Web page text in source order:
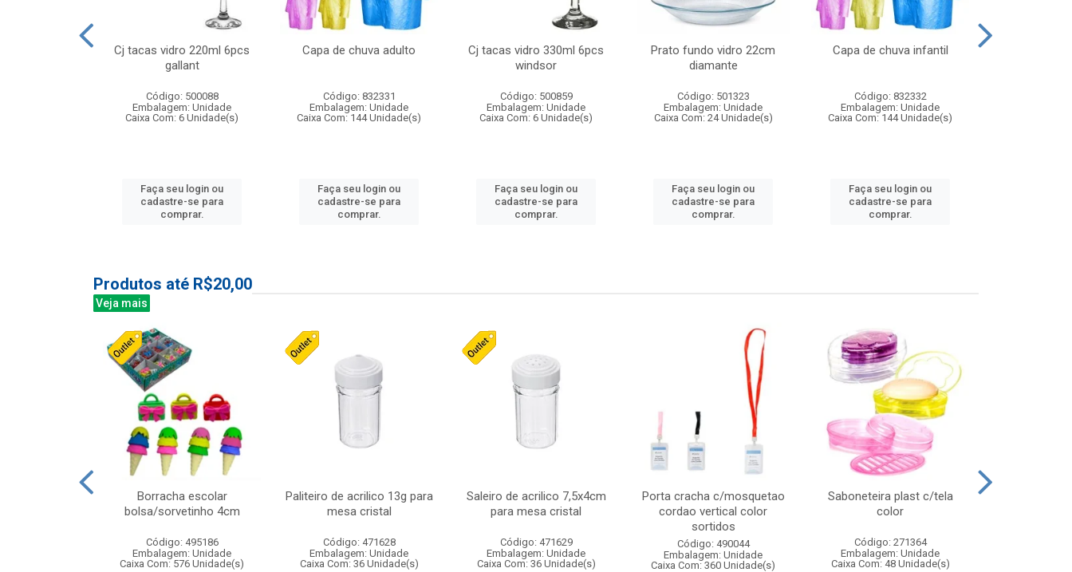
Cj tacas vidro 220ml 6pcs
gallant
Código: 500088
Embalagem: Unidade
Caixa Com: 6 Unidade(s)
Faça seu login ou
cadastre-se para
comprar.
Capa de chuva adulto
Código: 832331
Embalagem: Unidade
Caixa Com: 144 Unidade(s)
Faça seu login ou
cadastre-se para
comprar.
Cj tacas vidro 330ml 6pcs
windsor
Código: 500859
Embalagem: Unidade
Caixa Com: 6 Unidade(s)
Faça seu login ou
cadastre-se para
comprar.
Prato fundo vidro 22cm
diamante
Código: 501323
Embalagem: Unidade
Caixa Com: 24 Unidade(s)
Faça seu login ou
cadastre-se para
comprar.
Capa de chuva infantil
Código: 832332
Embalagem: Unidade
Caixa Com: 144 Unidade(s)
Faça seu login ou
cadastre-se para
comprar.
Produtos até R$20,00
Veja mais
Borracha escolar
bolsa/sorvetinho 4cm
Código: 495186
Embalagem: Unidade
Caixa Com: 576 Unidade(s)
Paliteiro de acrilico 13g para
mesa cristal
Código: 471628
Embalagem: Unidade
Caixa Com: 36 Unidade(s)
Saleiro de acrilico 7,5x4cm
para mesa cristal
Código: 471629
Embalagem: Unidade
Caixa Com: 36 Unidade(s)
Porta cracha c/mosquetao
cordao vertical color
sortidos
Código: 490044
Embalagem: Unidade
Caixa Com: 360 Unidade(s)
Saboneteira plast c/tela
color
Código: 271364
Embalagem: Unidade
Caixa Com: 48 Unidade(s)